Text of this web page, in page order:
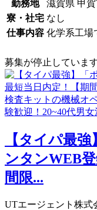
勤務地
滋賀県 甲
寮・社宅 なし
仕事内容 化学系工場
募集が停止していま
【タイパ最
ンタンWEB
間限...
UTエージェント株式